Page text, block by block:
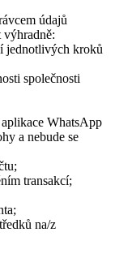
údajů
jednotlivých kroků
společnosti
WhatsApp
a nebude se
transakcí;
na/z